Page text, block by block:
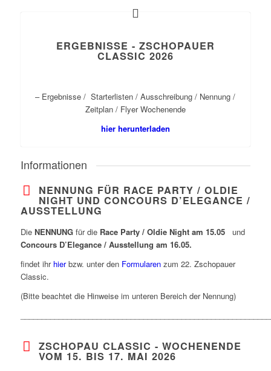
ERGEBNISSE - ZSCHOPAUER
CLASSIC 2026
– Ergebnisse / Starterlisten / Ausschreibung / Nennung /
Zeitplan / Flyer Wochenende
hier herunterladen
Informationen
NENNUNG FÜR RACE PARTY / OLDIE
NIGHT UND CONCOURS D’ELEGANCE /
AUSSTELLUNG
Die NENNUNGfür die Race Party / Oldie Night am 15.05und
Concours D’Elegance / Ausstellung am 16.05.
findet ihr hierbzw. unter den Formularenzum 22. Zschopauer
Classic.
(Bitte beachtet die Hinweise im unteren Bereich der Nennung)
ZSCHOPAU CLASSIC - WOCHENENDE
VOM 15. BIS 17. MAI 2026